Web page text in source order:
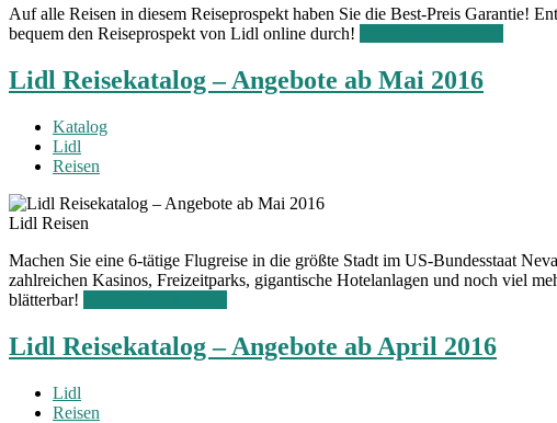
Auf alle Reisen in diesem Reiseprospekt haben Sie die Best-Preis Garantie!
bequem den Reiseprospekt von Lidl online durch!
Lidl Reisekatalog – Angebote ab Mai 2016
Katalog
Lidl
Reisen
Lidl Reisen
Machen Sie eine 6-tätige Flugreise in die größte Stadt im US-Bundesstaat
zahlreichen Kasinos, Freizeitparks, gigantische Hotelanlagen und noch viel
blätterbar!
Lidl Reisekatalog – Angebote ab April 2016
Lidl
Reisen